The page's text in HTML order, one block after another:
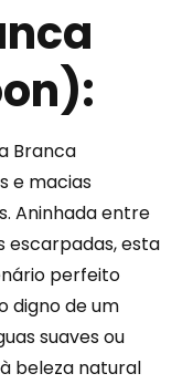
Branca
e macias
Aninhada entre
escarpadas, esta
perfeito
digno de um
suaves ou
beleza natural